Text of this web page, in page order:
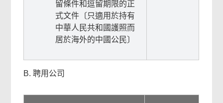
留條件和逗留期限的正
式文件〔只適用於持有
中華人民共和國護照而
居於海外的中國公民〕
B. 聘用公司
相